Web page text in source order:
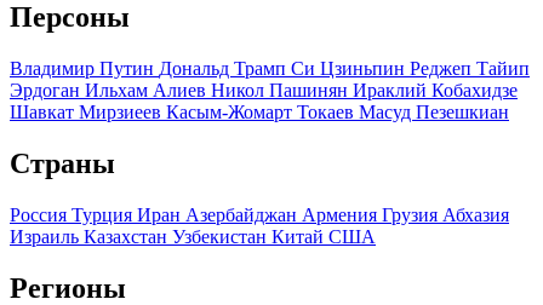
Персоны
Владимир Путин Дональд Трамп Си Цзиньпин Реджеп Тайип
Эрдоган Ильхам Алиев Никол Пашинян Ираклий Кобахидзе
Шавкат Мирзиеев Касым-Жомарт Токаев Масуд Пезешкиан
Страны
Россия Турция Иран Азербайджан Армения Грузия Абхазия
Израиль Казахстан Узбекистан Китай США
Регионы